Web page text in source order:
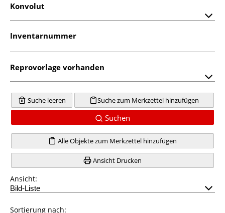
Konvolut
Inventarnummer
Reprovorlage vorhanden
Suche leeren Suche zum Merkzettel hinzufügen
Suchen
Alle Objekte zum Merkzettel hinzufügen
Ansicht Drucken
Ansicht:
Sortierung nach: